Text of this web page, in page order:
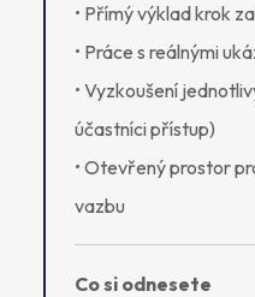
• Přímý výklad krok
• Práce s reálnými
• Vyzkoušení
účastníci přístup)
• Otevřený prostor
vazbu
Co si odnesete